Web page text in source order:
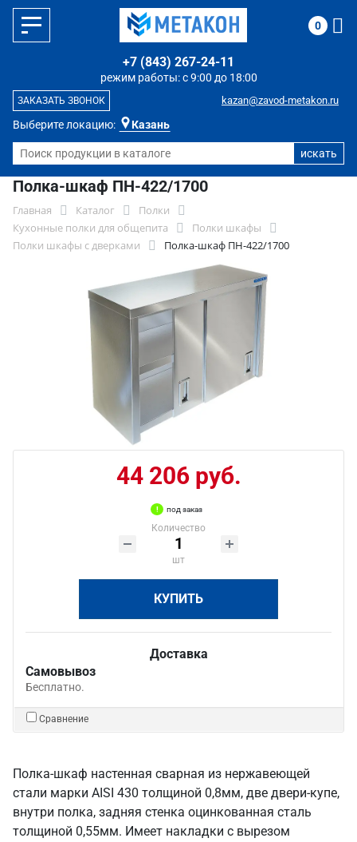
Выберите локацию: Казань
режим работы: с 9:00 до 18:00
+7 (843) 267-24-11
kazan@zavod-metakon.ru
ЗАКАЗАТЬ ЗВОНОК
0
Полка-шкаф ПН-422/1700
Главная Каталог
Полки
Кухонные полки для общепита
Полки шкафы
Полки шкафы с дверками
Полка-шкаф ПН-422/1700
44 206 руб.
под заказ
Количество
шт
КУПИТЬ
Доставка
Самовывоз
Бесплатно.
Сравнение
Полка-шкаф настенная сварная из нержавеющей
стали марки AISI 430 толщиной 0,8мм, две двери-купе,
внутри полка, задняя стенка оцинкованная сталь
толщиной 0,55мм. Имеет накладки с вырезом